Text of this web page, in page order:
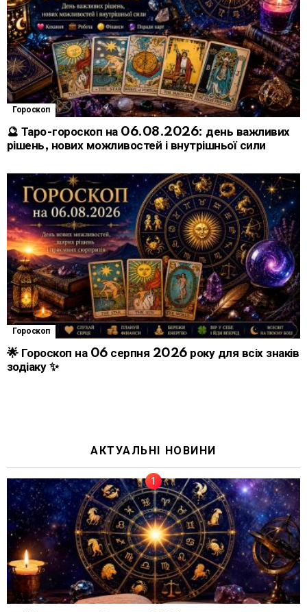
Гороскоп
🔮 Таро-гороскоп на 06.08.2026: день важливих
рішень, нових можливостей і внутрішньої сили
Гороскоп
🌟 Гороскоп на 06 серпня 2026 року для всіх знаків
зодіаку ✨
АКТУАЛЬНІ НОВИНИ